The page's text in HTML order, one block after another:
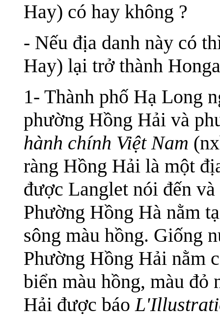
Hay) có hay không ?
- Nếu địa danh này có
Hay) lại trở thành
1- Thành phố Hạ Long
phường Hồng Hải và
hành chính Việt Nam
ràng Hồng Hải là một
được Langlet nói đến
Phường Hồng Hà nằm
sông màu hồng. Giống
Phường Hồng Hải nằm
biển màu hồng, màu
Hải được báo